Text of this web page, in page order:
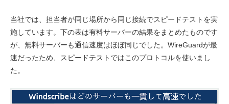
当社では、担当者が同じ場所から同じ接続でスピードテストを実
施しています。下の表は有料サーバーの結果をまとめたものです
が、無料サーバーも通信速度はほぼ同じでした。WireGuardが最
速だったため、スピードテストではこのプロトコルを使いまし
た。